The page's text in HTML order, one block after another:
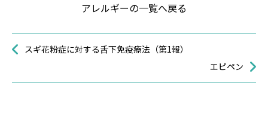
アレルギーの一覧へ戻る
スギ花粉症に対する舌下免疫療法（第1報）
エピペン